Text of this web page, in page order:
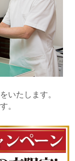
いたします。
。